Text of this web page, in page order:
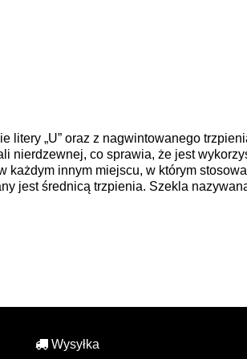
litery „U” oraz z nagwintowanego
nierdzewnej, co sprawia, że jest
innym miejscu, w którym
jest średnicą trzpienia. Szekla
Wysyłka